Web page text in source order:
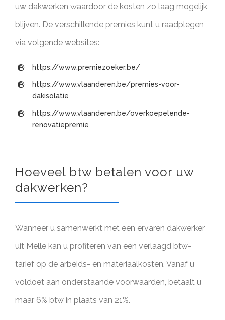
uw dakwerken waardoor de kosten zo laag mogelijk
blijven. De verschillende premies kunt u raadplegen
via volgende websites:
https://www.premiezoeker.be/
https://www.vlaanderen.be/premies-voor-
dakisolatie
https://www.vlaanderen.be/overkoepelende-
renovatiepremie
Hoeveel btw betalen voor uw
dakwerken?
Wanneer u samenwerkt met een ervaren dakwerker
uit Melle kan u profiteren van een verlaagd btw-
tarief op de arbeids- en materiaalkosten. Vanaf u
voldoet aan onderstaande voorwaarden, betaalt u
maar 6% btw in plaats van 21%.